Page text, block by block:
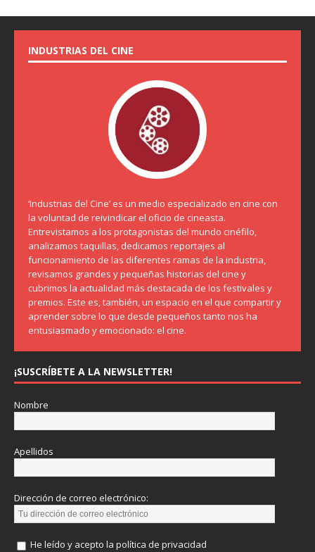
INDUSTRIAS DEL CINE
‘Industrias del Cine’ es un medio especializado en cine con
la voluntad de reivindicar el oficio de cineasta.
Entrevistamos a los protagonistas del mundo cinéfilo,
analizamos taquillas, dedicamos reportajes al
funcionamiento de las diferentes ramas de la industria,
revisamos grandes y pequeñas historias del cine y
cubrimos la actualidad más destacada de los festivales y
premios. Este es, también, un espacio en el que compartir y
aprender sobre lo que desde pequeños tanto nos ha
entusiasmado y emocionado: el cine.
¡SUSCRÍBETE A LA NEWSLETTER!
Nombre
Apellidos
Dirección de correo electrónico:
He leído y acepto la política de privacidad